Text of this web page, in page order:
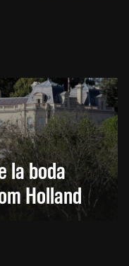
la boda
Holland